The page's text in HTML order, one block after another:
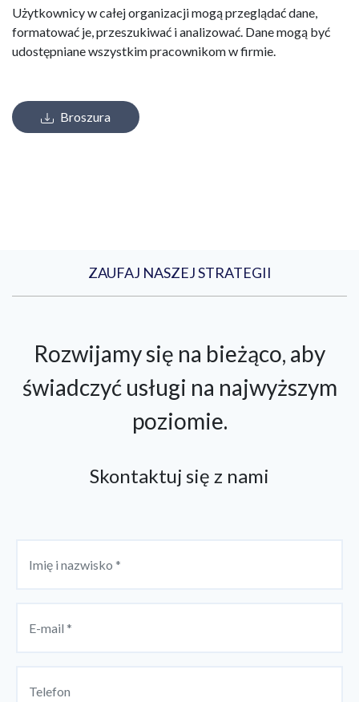
Użytkownicy w całej organizacji mogą przeglądać dane,
formatować je, przeszukiwać i analizować. Dane mogą być
udostępniane wszystkim pracownikom w firmie.
Broszura
ZAUFAJ NASZEJ STRATEGII
Rozwijamy się na bieżąco, aby
świadczyć usługi na najwyższym
poziomie.
Skontaktuj się z nami